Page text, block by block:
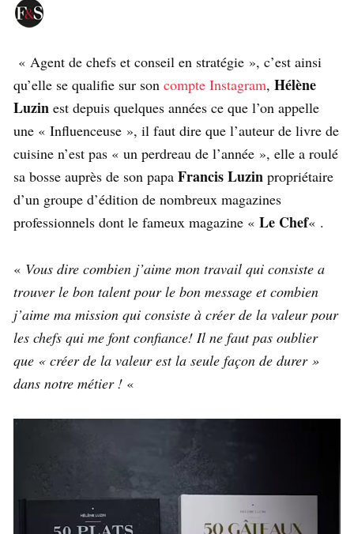
« Agent de chefs et conseil en stratégie », c’est ainsi
qu’elle se qualifie sur son compte Instagram, Hélène
Luzin est depuis quelques années ce que l’on appelle
une « Influenceuse », il faut dire que l’auteur de livre de
cuisine n’est pas « un perdreau de l’année », elle a roulé
sa bosse auprès de son papa Francis Luzin propriétaire
d’un groupe d’édition de nombreux magazines
professionnels dont le fameux magazine « Le Chef« .
« Vous dire combien j’aime mon travail qui consiste a
trouver le bon talent pour le bon message et combien
j’aime ma mission qui consiste à créer de la valeur pour
les chefs qui me font confiance! Il ne faut pas oublier
que « créer de la valeur est la seule façon de durer »
dans notre métier ! «